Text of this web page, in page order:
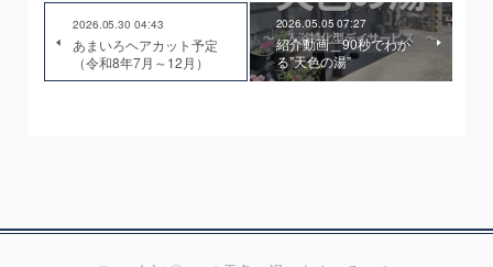
2026.05.30 04:43
あまいろヘアカット予定
（令和8年7月～12月）
2026.05.05 07:27
紹介動画＿90秒でわか
る”天色の湯”